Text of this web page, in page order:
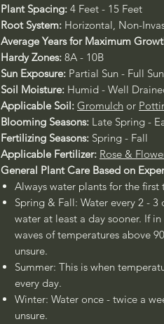
Plant Spacing: 4 Feet - 15 Feet
Root System: Horizontal, Non-
Average Years for Maximum
Hardy Zones: 8A - 10B
Sun Exposure: Partial Sun - Full Sun
Soil Moisture: Humid - Well
Applicable Soil: Gromulch or
Blooming Seasons: Late Spring -
Fertilizing Seasons: Spring - Fall
Applicable Fertilizer: Rose &
General Plant Care Based on
Always water plants for the first
Spring & Fall: Water every 2 -
water at least a day sooner. If
waves of temperatures above
unsure.
Summer: This is when
every day.
Winter: Water once - twice a
unsure.